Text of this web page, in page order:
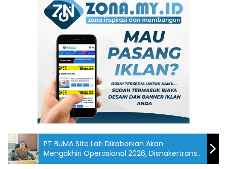
PT BUMA Site Lati Dikabarkan Akan
Mengakhiri Operasional 2026, Disnakertrans
Berau Optimistis Pekerja Tetap Punya